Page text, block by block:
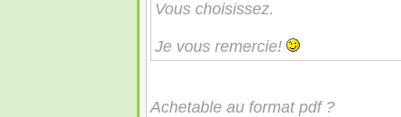
Vous choisissez.
Je vous remercie!
Achetable au format pdf ?